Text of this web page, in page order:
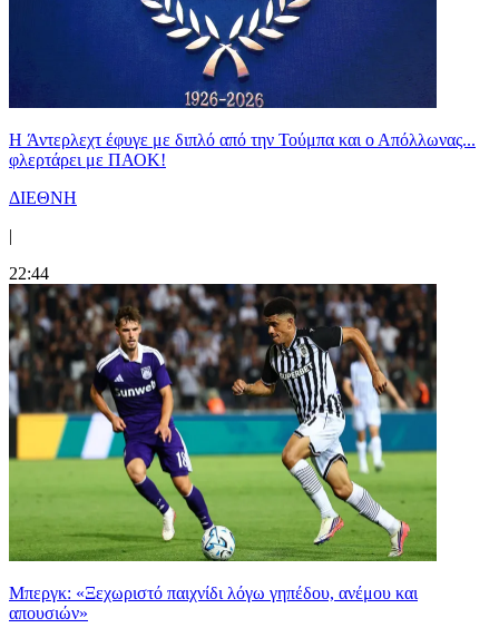
H Άντερλεχτ έφυγε με διπλό από την Τούμπα και ο Απόλλωνας...
φλερτάρει με ΠΑΟΚ!
ΔΙΕΘΝΗ
|
22:44
Μπεργκ: «Ξεχωριστό παιχνίδι λόγω γηπέδου, ανέμου και
απουσιών»